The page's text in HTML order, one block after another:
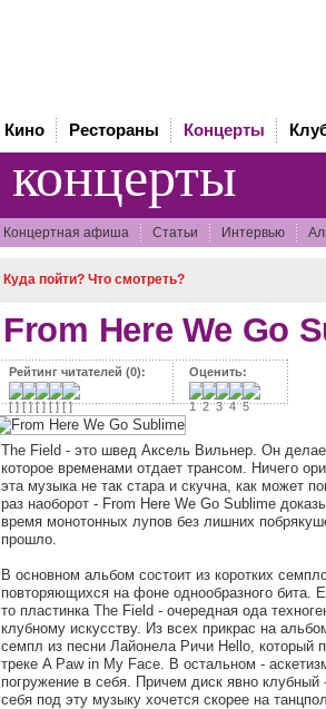
Кино Рестораны Концерты
концерты
Концертная афиша Статьи Интервью
Куда пойти? Что смотреть?
From Here We Go
Рейтинг читателей (0): Оценить:
The Field - это швед Аксель Вильнер. Он
которое временами отдает трансом. Ничего
эта музыка не так стара и скучна, как может
раз наоборот - From Here We Go Sublime
время монотонных лупов без лишних
прошло.
В основном альбом состоит из коротких
повторяющихся на фоне однообразного бита.
то пластинка The Field - очередная ода
клубному искусству. Из всех прикрас на
семпл из песни Лайонела Ричи Hello, который
треке A Paw in My Face. В остальном -
погружение в себя. Причем диск явно клубный
себя под эту музыку хочется скорее на